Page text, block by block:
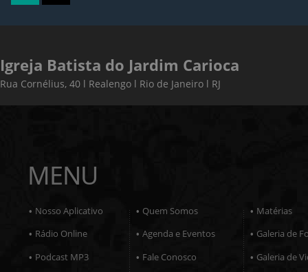
Igreja Batista do Jardim Carioca
Rua Cornélius, 40 l Realengo l Rio de Janeiro l RJ
MENU
• Nosso Aplicativo • Quem Somos • Matérias
• Rádio Online • Agenda e Eventos • Galeria de
• Podcast MP3 • Fale Conosco • Galeria de